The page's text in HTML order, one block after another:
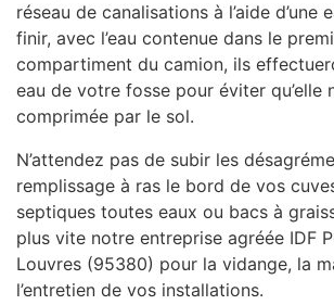
réseau de canalisations à l’aide d’une
finir, avec l’eau contenue dans le
compartiment du camion, ils
eau de votre fosse pour éviter qu’elle
comprimée par le sol.
N’attendez pas de subir les
remplissage à ras le bord de vos
septiques toutes eaux ou bacs à
plus vite notre entreprise agréée IDF
Louvres (95380) pour la vidange, la
l’entretien de vos installations.